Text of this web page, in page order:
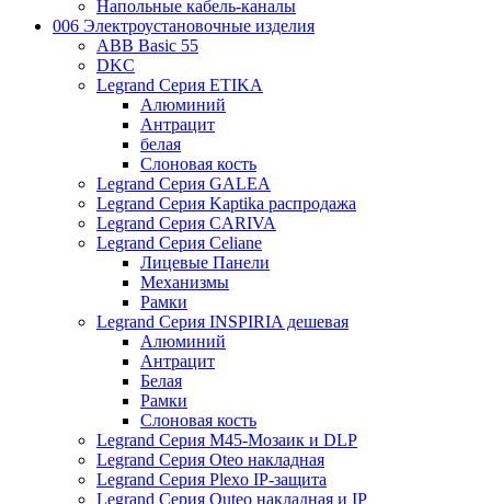
Напольные кабель-каналы
006 Электроустановочные изделия
ABB Basic 55
DKC
Legrand Серия ETIKA
Алюминий
Антрацит
белая
Слоновая кость
Legrand Серия GALEA
Legrand Серия Kaptika распродажа
Legrand Серия CARIVA
Legrand Серия Celiane
Лицевые Панели
Механизмы
Рамки
Legrand Серия INSPIRIA дешевая
Алюминий
Антрацит
Белая
Рамки
Слоновая кость
Legrand Серия M45-Мозаик и DLP
Legrand Серия Oteo накладная
Legrand Серия Plexo IP-защита
Legrand Серия Quteo накладная и IP